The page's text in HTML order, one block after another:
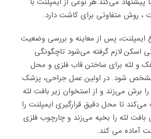
، روش متفاوتی برای کاشت دارد.
ایمپلنت، پس از معاینه و بررسی وضعیت
اسکن لازم گرفته می‌شود تاچگونگی
و لثه برای ساختن قاب فلزی و محل
مشخص شود. در اولین عمل جراحی، پزشک
برش می‌زند و از استخوان زیر بافت لثه
تا محل دقیق قرارگیری ایمپلنت را
لثه را بخیه می‌زند و چارچوب فلزی
آماده می کند.